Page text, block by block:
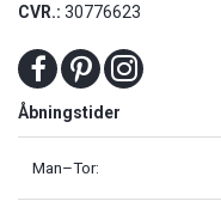
CVR.: 30776623
Åbningstider
Man–Tor: